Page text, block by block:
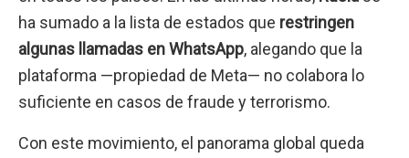
ha sumado a la lista de estados que restringen
algunas llamadas en WhatsApp, alegando que la
plataforma —propiedad de Meta— no colabora lo
suficiente en casos de fraude y terrorismo.
Con este movimiento, el panorama global queda